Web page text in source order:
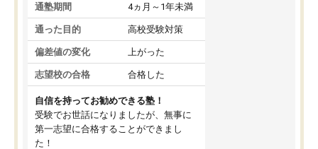
通塾期間 4ヵ月～1年未満
通った目的 高校受験対策
偏差値の変化 上がった
志望校の合格 合格した
自信を持ってお勧めできる塾！
受験でお世話になりましたが、無事に
第一志望に合格することができまし
た！